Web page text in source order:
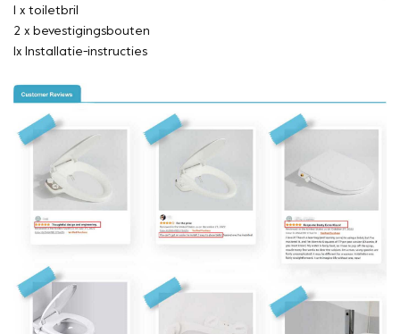
1 x toiletbril
2 x bevestigingsbouten
1x Installatie-instructies